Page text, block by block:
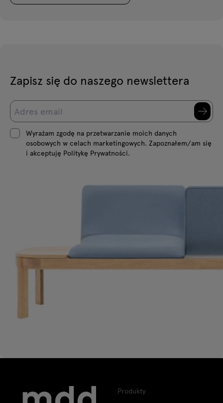
Zapisz się do naszego newslettera
Wyrażam zgodę na przetwarzanie moich danych
osobowych w celach marketingowych. Zapoznałem/am się
i akceptuję Politykę Prywatności.
Produkty